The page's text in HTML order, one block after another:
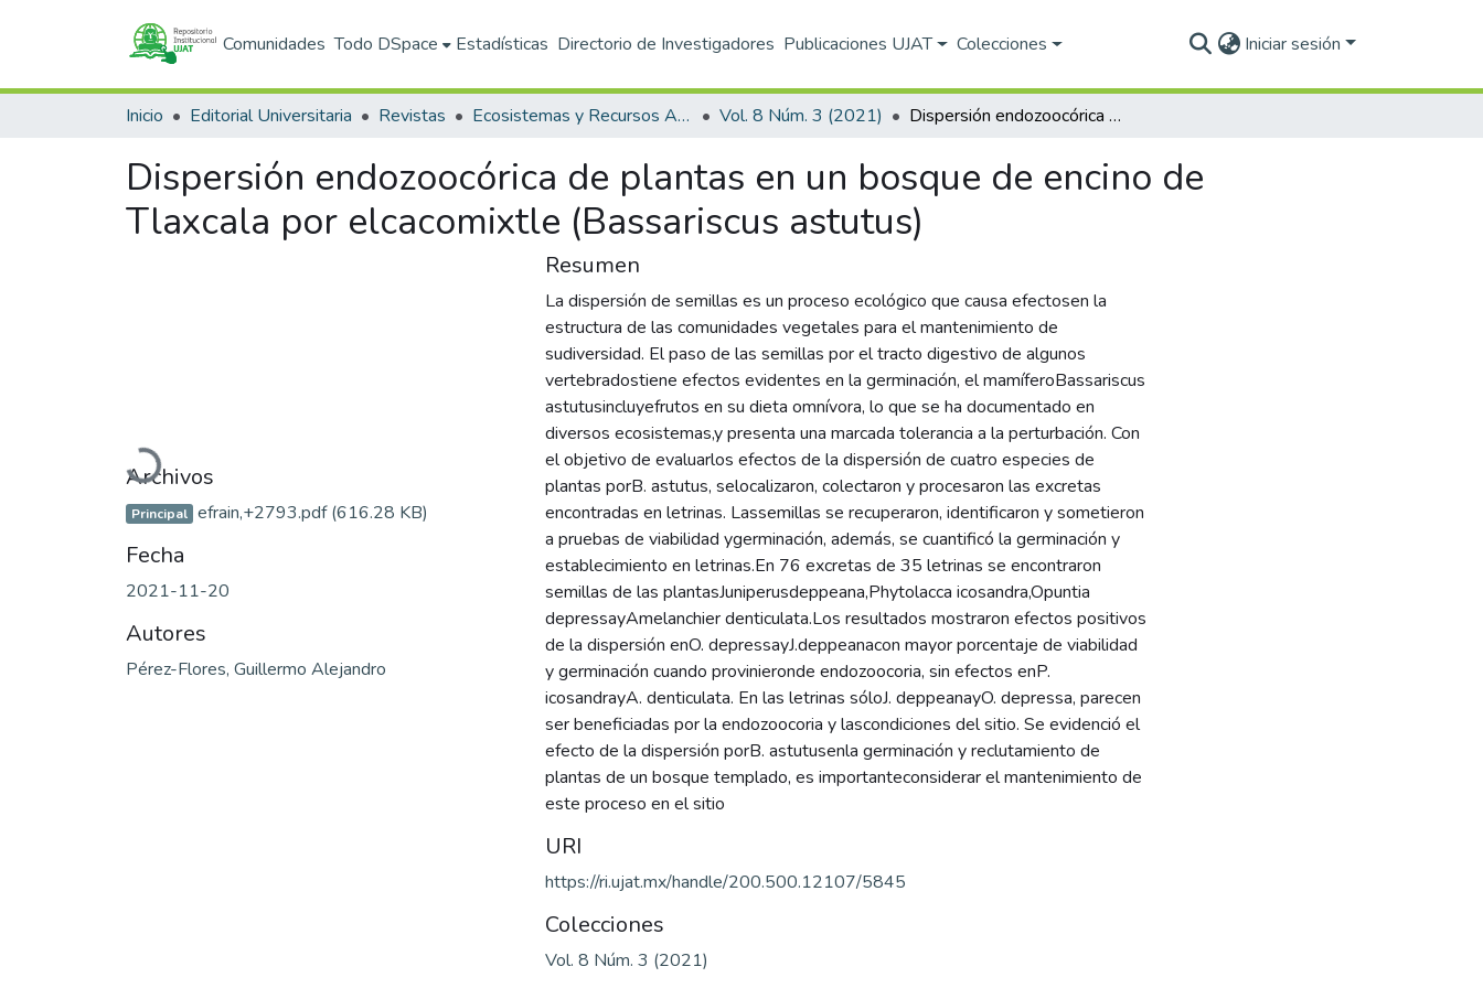
Comunidades Todo DSpace Estadísticas Directorio de Investigadores Publicaciones UJAT Colecciones Iniciar sesión
Inicio Editorial Universitaria Revistas Ecosistemas y Recursos Agropecuarios Vol. 8 Núm. 3 (2021) Dispersión endozoocórica de plantas en un bosque de encino de Tlaxcala por elcacomixtle (Bassariscus astutus)
Dispersión endozoocórica de plantas en un bosque de encino de
Tlaxcala por elcacomixtle (Bassariscus astutus)
Cargando...
Archivos
Principal efrain,+2793.pdf(616.28 KB)
Fecha
2021-11-20
Autores
Pérez-Flores, Guillermo Alejandro
Resumen
La dispersión de semillas es un proceso ecológico que causa efectosen la
estructura de las comunidades vegetales para el mantenimiento de
sudiversidad. El paso de las semillas por el tracto digestivo de algunos
vertebradostiene efectos evidentes en la germinación, el mamíferoBassariscus
astutusincluyefrutos en su dieta omnívora, lo que se ha documentado en
diversos ecosistemas,y presenta una marcada tolerancia a la perturbación. Con
el objetivo de evaluarlos efectos de la dispersión de cuatro especies de
plantas porB. astutus, selocalizaron, colectaron y procesaron las excretas
encontradas en letrinas. Lassemillas se recuperaron, identificaron y sometieron
a pruebas de viabilidad ygerminación, además, se cuantificó la germinación y
establecimiento en letrinas.En 76 excretas de 35 letrinas se encontraron
semillas de las plantasJuniperusdeppeana,Phytolacca icosandra,Opuntia
depressayAmelanchier denticulata.Los resultados mostraron efectos positivos
de la dispersión enO. depressayJ.deppeanacon mayor porcentaje de viabilidad
y germinación cuando provinieronde endozoocoria, sin efectos enP.
icosandrayA. denticulata. En las letrinas sóloJ. deppeanayO. depressa, parecen
ser beneficiadas por la endozoocoria y lascondiciones del sitio. Se evidenció el
efecto de la dispersión porB. astutusenla germinación y reclutamiento de
plantas de un bosque templado, es importanteconsiderar el mantenimiento de
este proceso en el sitio
URI
https://ri.ujat.mx/handle/200.500.12107/5845
Colecciones
Vol. 8 Núm. 3 (2021)